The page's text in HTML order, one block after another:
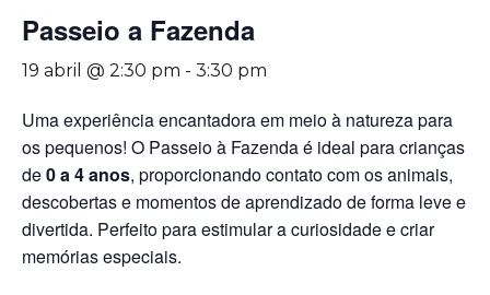
Passeio a Fazenda
19 abril @ 2:30 pm - 3:30 pm
Uma experiência encantadora em meio à natureza para
os pequenos! O Passeio à Fazenda é ideal para crianças
de0 a 4 anos, proporcionando contato com os animais,
descobertas e momentos de aprendizado de forma leve e
divertida. Perfeito para estimular a curiosidade e criar
memórias especiais.